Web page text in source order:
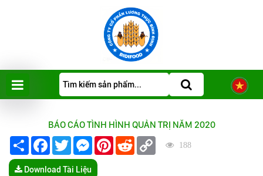
BÁO CÁO TÌNH HÌNH QUẢN TRỊ NĂM 2020
Share Facebook
TwitterMessengerPinterestReddit Copy
Link
188
Download Tài Liệu